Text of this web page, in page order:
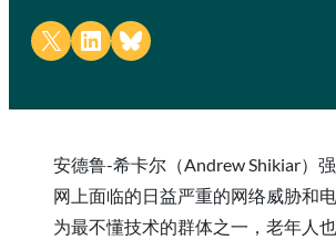
Share on X Share on LinkedIn
Share on Bluesky
安德鲁-希卡尔（Andrew Shikiar）
网上面临的日益严重的网络威胁和
为最不懂技术的群体之一，老年人